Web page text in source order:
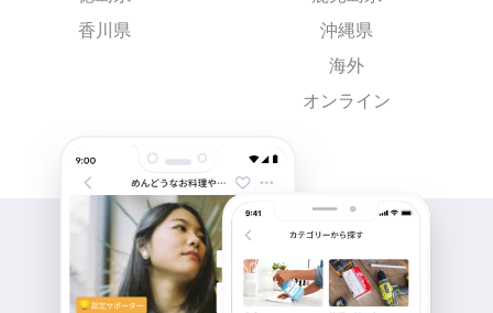
香川県
沖縄県
海外
オンライン